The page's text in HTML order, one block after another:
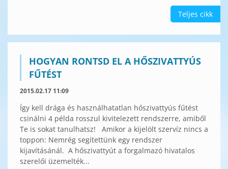
Teljes cikk
HOGYAN RONTSD EL A HŐSZIVATTYÚS
FŰTÉST
2015.02.17 11:09
Így kell drága és használhatatlan hőszivattyús fűtést
csinálni 4 példa rosszul kivitelezett rendszerre, amiből
Te is sokat tanulhatsz! Amikor a kijelölt szervíz nincs a
toppon: Nemrég segítettünk egy rendszer
kijavításánál. A hőszivattyút a forgalmazó hivatalos
szerelői üzemelték...